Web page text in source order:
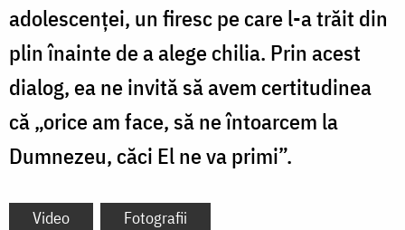
adolescenței, un firesc pe care l-a trăit din
plin înainte de a alege chilia. Prin acest
dialog, ea ne invită să avem certitudinea
că „orice am face, să ne întoarcem la
Dumnezeu, căci El ne va primi”.
Video Fotografii